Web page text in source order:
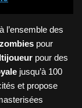
l’ensemble des
zombies pour
pour des
jusqu’à 100
et propose